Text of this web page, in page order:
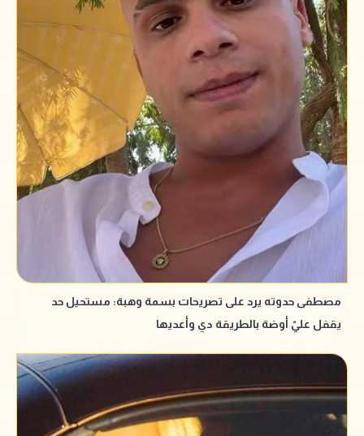
مصطفى حدوته يرد على تصريحات بسمة وهبة: مستحيل حد
يقفل عليّ أوضة بالطريقة دي وأعديها